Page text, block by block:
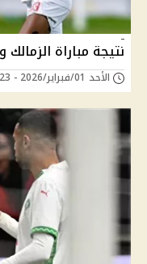
نتيجة مباراة
الأحد 01/فبراير/2026 - 10:23 م